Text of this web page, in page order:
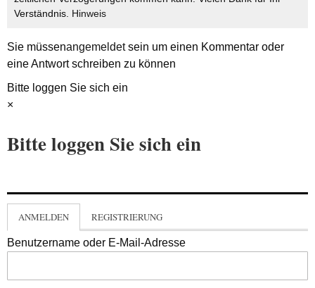
Verständnis. Hinweis
Sie müssenangemeldetsein um einen Kommentar oder
eine Antwort schreiben zu können
Bitte loggen Sie sich ein
×
Bitte loggen Sie sich ein
ANMELDEN REGISTRIERUNG
Benutzername oder E-Mail-Adresse